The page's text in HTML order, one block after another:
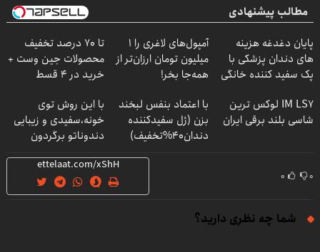
مطالب پیشنهادی
پایان دغدغه هزینه
های دندان پزشکی با
پک سفید کننده خانگی
آمپول‌های لاغری را ۱
میلیون تومان ارزان‌تر از
همه‌جا بخر!
تا 70 درصد تخفیف
محصولات جین وست +
خرید در 4 قسط
IM LS7 لوکس ترین
شاسی بلند برقی ایران
با اعتماد بنفس لبخند
بزن (ژل سفیدکننده
دندان40%تخفیف)
با این روش توی
خونه،سفیدی و زیبایی
دندوناتو برگردون
۰ ۰
شما چه نظری دارید؟